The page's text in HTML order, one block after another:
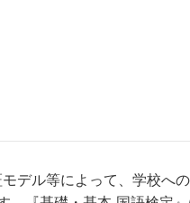
デル等によって、学校へ